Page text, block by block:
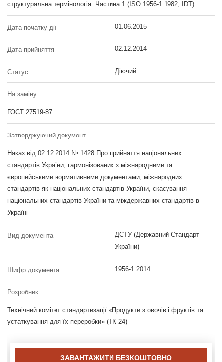
структуральна термінологія. Частина 1 (ISO 1956-1:1982, IDT)
Дата початку дії 01.06.2015
Дата прийняття 02.12.2014
Статус Діючий
На заміну
ГОСТ 27519-87
Затверджуючий документ
Наказ від 02.12.2014 № 1428 Про прийняття національних
стандартів України, гармонізованих з міжнародними та
європейськими нормативними документами, міжнародних
стандартів як національних стандартів України, скасування
національних стандартів України та міждержавних стандартів в
Україні
Вид документа
ДСТУ (Державний Стандарт
України)
Шифр документа 1956-1:2014
Розробник
Технічний комітет стандартизації «Продукти з овочів і фруктів та
устаткування для їх переробки» (ТК 24)
ЗАВАНТАЖИТИ БЕЗКОШТОВНО